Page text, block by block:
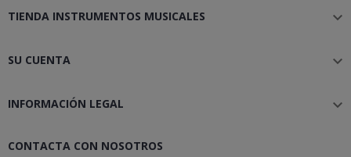
TIENDA INSTRUMENTOS MUSICALES 
SU CUENTA 
INFORMACIÓN LEGAL 
CONTACTA CON NOSOTROS